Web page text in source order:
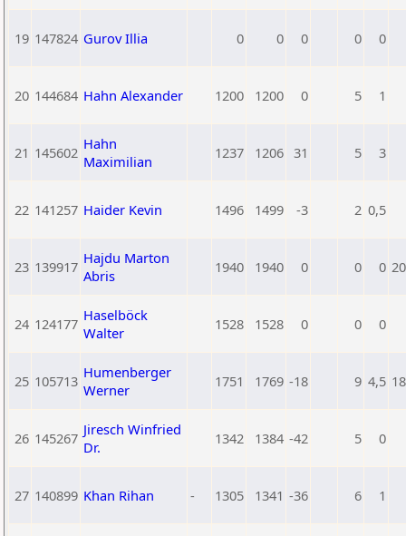
19 147824 Gurov Illia 0 0 0 0 0
20 144684 Hahn Alexander 1200 1200 0 5 1
21 145602 Hahn
Maximilian
1237 1206 31 5 3
22 141257 Haider Kevin 1496 1499 -3 2 0,5
23 139917 Hajdu Marton
Abris
1940 1940 0 0 0
24 124177 Haselböck
Walter
1528 1528 0 0 0
25 105713 Humenberger
Werner
1751 1769 -18 9 4,5
26 145267 Jiresch Winfried
Dr.
1342 1384 -42 5 0
27 140899 Khan Rihan - 1305 1341 -36 6 1